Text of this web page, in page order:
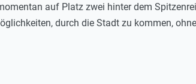
auf Platz zwei hinter dem
durch die Stadt zu kommen,